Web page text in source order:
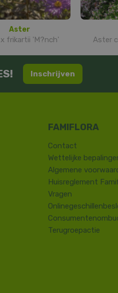
Aster
frikartii 'M?nch' Aster
Inschrijven
Contact
​Wettelijke
Algemene
Huisreglement
Vragen
Terugroepactie